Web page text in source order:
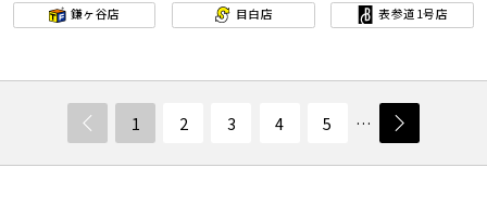
鎌ヶ谷店
目白店
表参道1号店
1 2 3 4 5 …